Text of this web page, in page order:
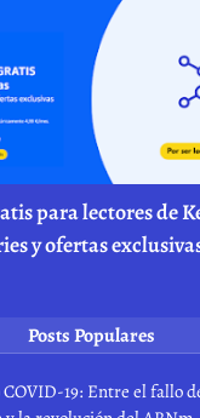
para lectores de
y ofertas
Posts Populares
COVID-19: Entre el fallo